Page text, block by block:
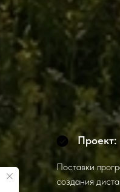
Проект:
Поставки
создания